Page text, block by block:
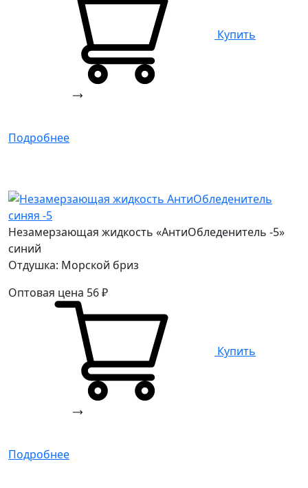
Купить
Подробнее
Незамерзающая жидкость «АнтиОбледенитель -5»
синий
Отдушка: Морской бриз
Оптовая цена 56₽
Купить
Подробнее